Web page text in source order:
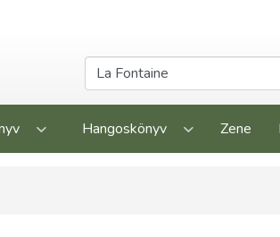
Hangoskönyv Zene